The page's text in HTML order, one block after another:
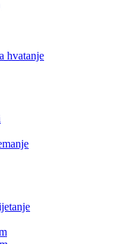
hvatanje